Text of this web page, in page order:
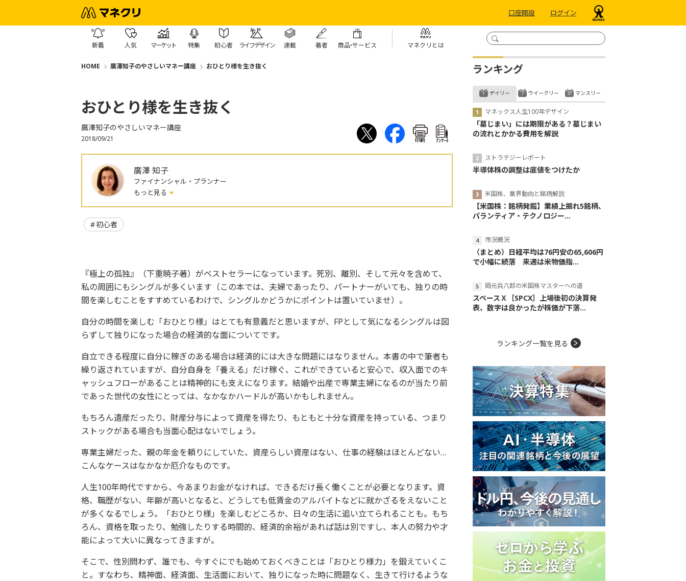
口座開設 ログイン
新着 人気 マーケット 特集 初心者 ライフデザイン 連載 著者 商品・サービス マネクリとは
HOME 廣澤知子のやさしいマネー講座 おひとり様を生き抜く
おひとり様を生き抜く
廣澤知子のやさしいマネー講座
2018/09/21 印刷 ｱﾝｹｰﾄ
廣澤 知子
ファイナンシャル・プランナー
もっと見る
初心者
『極上の孤独』（下重暁子著）がベストセラーになっています。死別、離別、そして元々を含めて、
私の周囲にもシングルが多くいます（この本では、夫婦であったり、パートナーがいても、独りの時
間を楽しむことをすすめているわけで、シングルかどうかにポイントは置いていませ）。
自分の時間を楽しむ「おひとり様」はとても有意義だと思いますが、FPとして気になるシングルは図
らずして独りになった場合の経済的な面についてです。
自立できる程度に自分に稼ぎのある場合は経済的には大きな問題にはなりません。本書の中で筆者も
繰り返されていますが、自分自身を「養える」だけ稼ぐ、これができていると安心で、収入面でのキ
ャッシュフローがあることは精神的にも支えになります。結婚や出産で専業主婦になるのが当たり前
であった世代の女性にとっては、なかなかハードルが高いかもしれません。
もちろん遺産だったり、財産分与によって資産を得たり、もともと十分な資産を持っている、つまり
ストックがある場合も当面心配はないでしょう。
専業主婦だった、親の年金を頼りにしていた、資産らしい資産はない、仕事の経験はほとんどない…
こんなケースはなかなか厄介なものです。
人生100年時代ですから、今あまりお金がなければ、できるだけ長く働くことが必要となります。資
格、職歴がない、年齢が高いとなると、どうしても低賃金のアルバイトなどに就かざるをえないこと
が多くなるでしょう。「おひとり様」を楽しむどころか、日々の生活に追い立てられることも。もち
ろん、資格を取ったり、勉強したりする時間的、経済的余裕があれば話は別ですし、本人の努力や才
能によって大いに異なってきますが。
そこで、性別問わず、誰でも、今すぐにでも始めておくべきことは「おひとり様力」を鍛えていくこ
と。すなわち、精神面、経済面、生活面において、独りになった時に問題なく、生きて行けるような
ランキング
デイリー
マネックス人生100年デザイン
「墓じまい」には期限がある？墓じまい
の流れとかかる費用を解説
ストラテジーレポート
半導体株の調整は底値をつけたか
米国株、業界動向と銘柄解説
【米国株：銘柄発掘】業績上振れ5銘柄、
パランティア・テクノロジー...
市況概況
（まとめ）日経平均は76円安の65,606円
で小幅に続落 来週は米物価指...
岡元兵八郎の米国株マスターへの道
スペースＸ［SPCX］上場後初の決算発
表、数字は良かったが株価が下落...
ウイークリー マンスリー
ランキング一覧を見る